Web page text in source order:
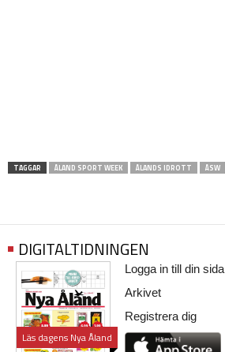
TAGGAR ÅLAND SPORT WEEK ÅLANDS IDROTT ÅSW
DIGITALTIDNINGEN
Läs dagens Nya Åland
Logga in till din sida
Arkivet
Registrera dig